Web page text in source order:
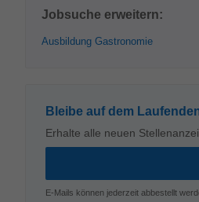
Jobsuche erweitern:
Ausbildung Gastronomie
Bleibe auf dem
Erhalte alle neuen
E-Mails können jederzeit abbestellt